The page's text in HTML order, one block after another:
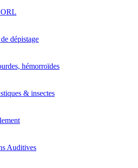
dépistage
hémorroïdes
& insectes
Auditives